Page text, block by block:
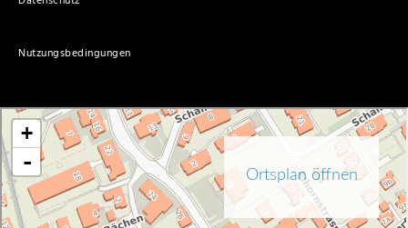
Nutzungsbedingungen